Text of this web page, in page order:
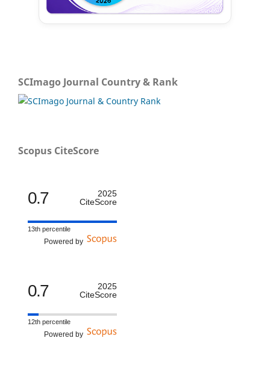
SCImago Journal Country & Rank
Scopus CiteScore
0.7
2025
CiteScore
13th percentile
Powered by
0.7
2025
CiteScore
12th percentile
Powered by